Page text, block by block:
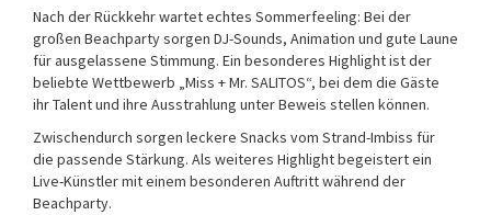
Nach der Rückkehr wartet echtes Sommerfeeling: Bei der
großen Beachparty sorgen DJ-Sounds, Animation und gute Laune
für ausgelassene Stimmung. Ein besonderes Highlight ist der
beliebte Wettbewerb „Miss + Mr. SALITOS“, bei dem die Gäste
ihr Talent und ihre Ausstrahlung unter Beweis stellen können.
Zwischendurch sorgen leckere Snacks vom Strand-Imbiss für
die passende Stärkung. Als weiteres Highlight begeistert ein
Live-Künstler mit einem besonderen Auftritt während der
Beachparty.